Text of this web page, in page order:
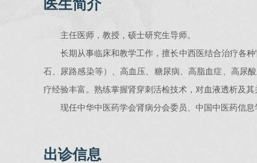
医生简介
主任医师，教授，硕士研究生导师。
长期从事临床和教学工作，擅长中西医结合治疗各
石、尿路感染等）、高血压、糖尿病、高脂血症、高尿
疗经验丰富。熟练掌握肾穿刺活检技术，对血液透析及其
现任中华中医药学会肾病分会委员、中国中医药信
出诊信息